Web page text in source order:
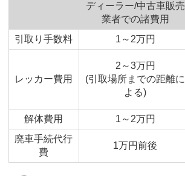
ディーラー/中古車販売
業者での諸費用
引取り手数料
1～2万円
レッカー費用
2～3万円
(引取場所までの距離に
よる)
解体費用
1～2万円
廃車手続代行
費
1万円前後